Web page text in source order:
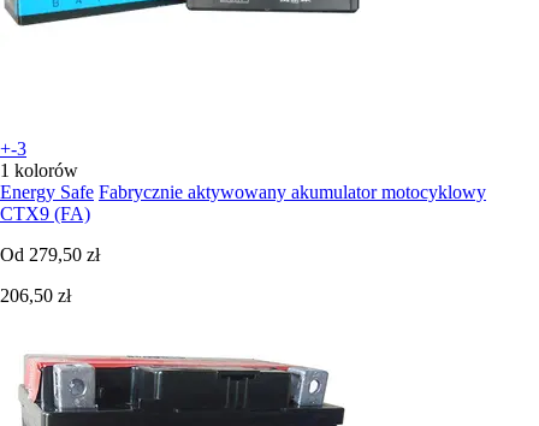
+-3
1 kolorów
Energy Safe Fabrycznie aktywowany akumulator motocyklowy
CTX9 (FA)
Od 279,50 zł
206,50 zł